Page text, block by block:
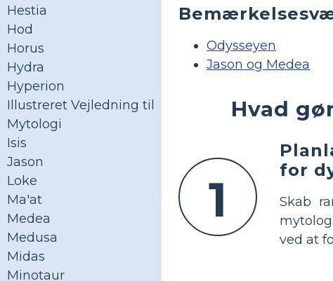
Hestia
Hod
Horus
Hydra
Hyperion
Illustreret Vejledning til
Mytologi
Isis
Jason
Loke
Ma'at
Medea
Medusa
Midas
Minotaur
Odysseyen
Jason og Medea
Hvad
1
for
Skab
ved at